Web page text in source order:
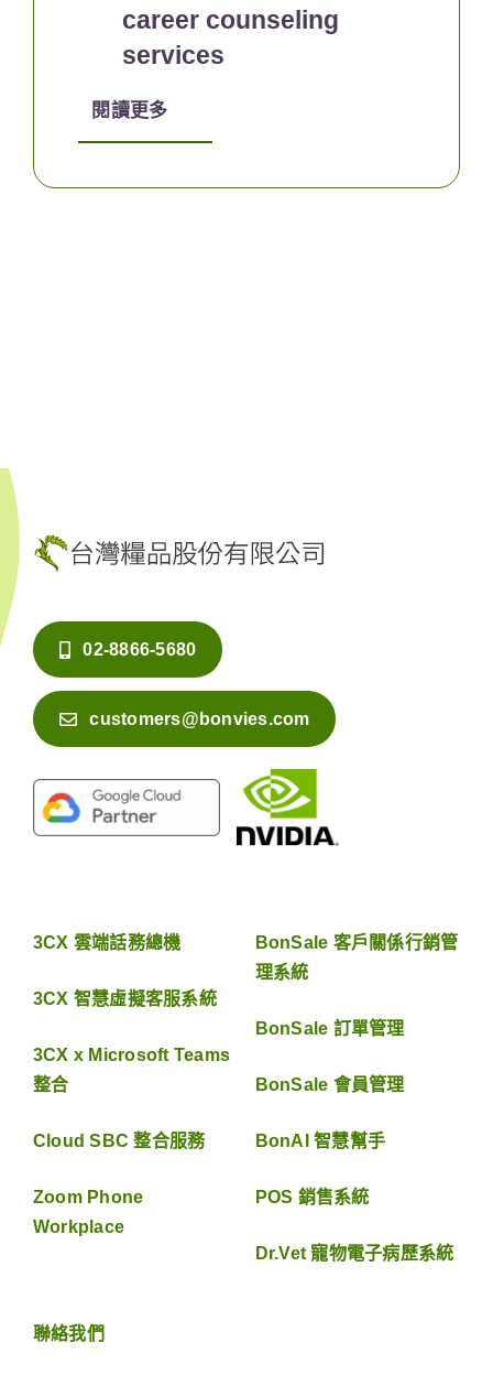
career counseling
services
閱讀更多
02-8866-5680
customers@bonvies.com
3CX 雲端話務總機
3CX 智慧虛擬客服系統
3CX x Microsoft Teams
整合
Cloud SBC 整合服務
Zoom Phone
Workplace
BonSale 客戶關係行銷管
理系統
BonSale 訂單管理
BonSale 會員管理
BonAI 智慧幫手
POS 銷售系統
Dr.Vet 寵物電子病歷系統
聯絡我們